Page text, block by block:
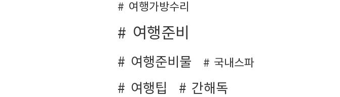
여행가방수리
여행준비
여행준비물 국내스파
여행팁 간해독